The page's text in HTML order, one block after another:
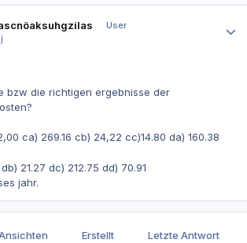
User
bzw die richtigen ergebnisse der
ca) 269.16 cb) 24,22 cc)14.80 da) 160.38
21.27 dc) 212.75 dd) 70.91
jahr.
Erstellt Letzte Antwort